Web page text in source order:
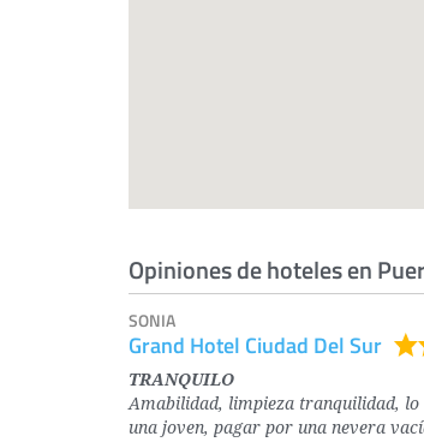
Opiniones de hoteles en
SONIA
Grand Hotel Ciudad Del Sur
TRANQUILO
Amabilidad, limpieza tranquilidad, lo
una joven, pagar por una nevera